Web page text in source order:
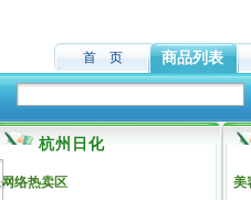
首 页 商品列表
杭州日化
网络热卖区
美